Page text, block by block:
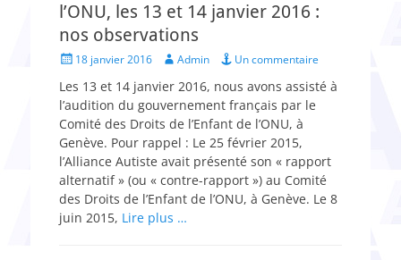
l’ONU, les 13 et 14 janvier 2016 :
nos observations
Posted18 janvier 2016 Author
Admin Un commentaire
Les 13 et 14 janvier 2016, nous avons assisté à
l’audition du gouvernement français par le
Comité des Droits de l’Enfant de l’ONU, à
Genève. Pour rappel : Le 25 février 2015,
l’Alliance Autiste avait présenté son « rapport
alternatif » (ou « contre-rapport ») au Comité
des Droits de l’Enfant de l’ONU, à Genève. Le 8
juin 2015, Lire plus …